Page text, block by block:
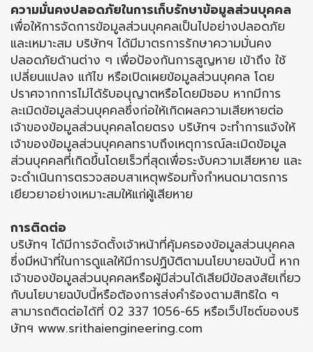
ความมั่นคงปลอดภัยในการเก็บรักษาข้อมูลส่วนบุคคล
เพื่อให้การจัดการข้อมูลส่วนบุคคลเป็นไปอย่างปลอดภัย
และเหมาะสม บริษัทฯ ได้มีมาตรการรักษาความมั่นคง
ปลอดภัยด้านต่าง ๆ เพื่อป้องกันการสูญหาย เข้าถึง ใช้
เปลี่ยนแปลง แก้ไข หรือเปิดเผยข้อมูลส่วนบุคคล โดย
ปราศจากการไม่ได้รับอนุญาตหรือโดยมิชอบ หากมีการ
ละเมิดข้อมูลส่วนบุคคลซึ่งก่อให้เกิดผลความเสียหายต่อ
เจ้าของข้อมูลส่วนบุคคลโดยตรง บริษัทฯ จะทำการแจ้งให้
เจ้าของข้อมูลส่วนบุคคลทราบถึงเหตุการณ์ละเมิดข้อมูล
ส่วนบุคคลที่เกิดขึ้นโดยเร็วที่สุดเพื่อระงับความเสียหาย และ
จะดำเนินการตรวจสอบสาเหตุพร้อมทั้งกำหนดมาตรการ
เยียวยาอย่างเหมาะสมให้แก่ผู้เสียหาย
การติดต่อ
บริษัทฯ ได้มีการจัดตั้งเจ้าหน้าที่คุ้มครองข้อมูลส่วนบุคคล
ซึ่งมีหน้าที่ในการดูแลให้มีการปฏิบัติตามนโยบายฉบับนี้ หาก
เจ้าของข้อมูลส่วนบุคคลหรือผู้มีส่วนได้เสียมีข้อสงสัยเกี่ยว
กับนโยบายฉบับนี้หรือต้องการส่งคำร้องตามสิทธิใด ๆ
สามารถติดต่อได้ที่ 02 337 1056-65 หรือเว็ปไซต์ของบริ
ษัทฯ www.srithaiengineering.com